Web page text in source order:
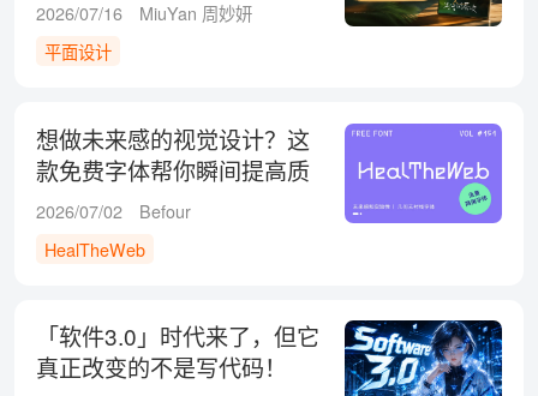
2026/07/16
MiuYan 周妙妍
平面设计
想做未来感的视觉设计？这
款免费字体帮你瞬间提高质
感！
2026/07/02
Befour
HealTheWeb
「软件3.0」时代来了，但它
真正改变的不是写代码！